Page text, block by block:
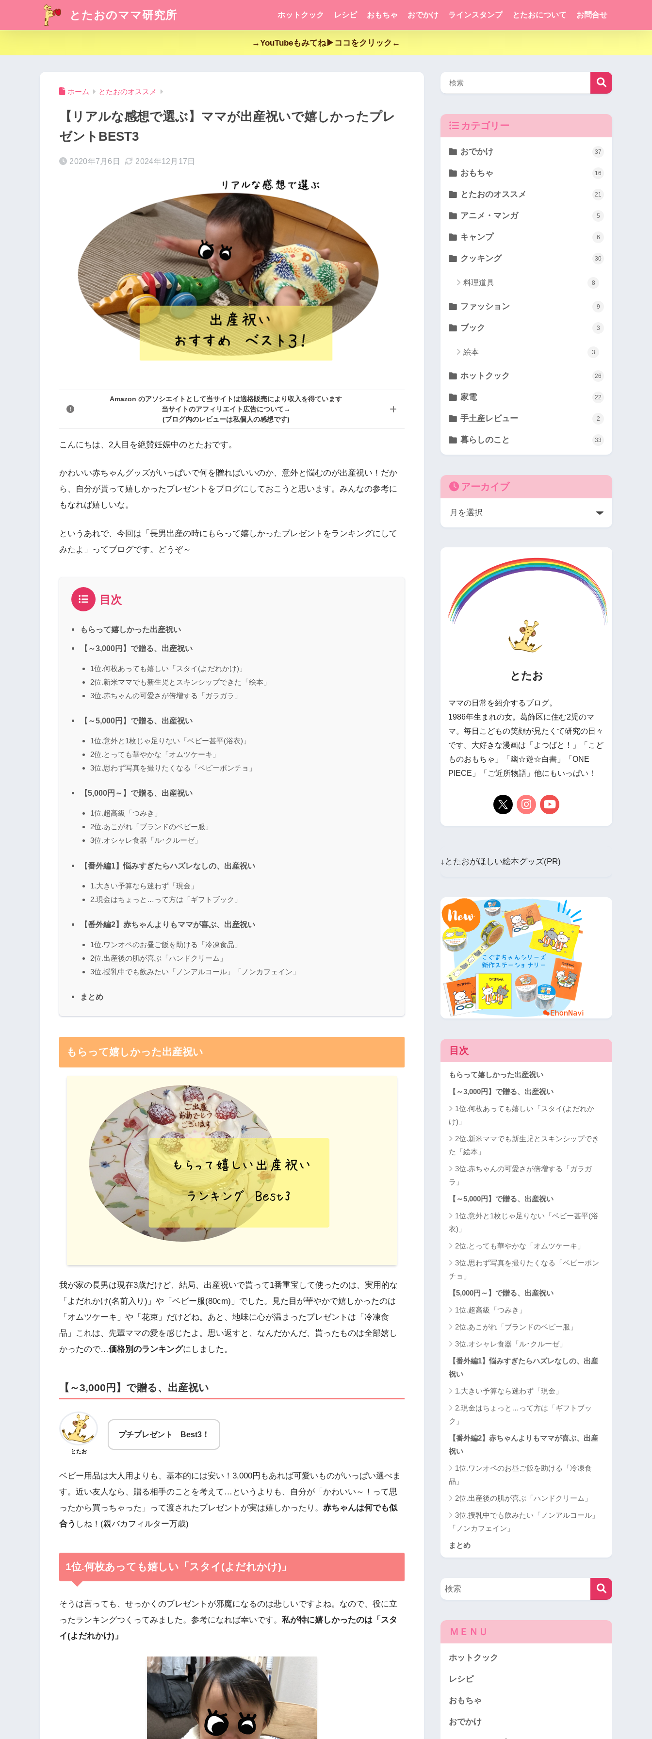
とたおのママ研究所 ホットクック レシピ おもちゃ おでかけ ラインスタンプ とたおについて お問合せ
→YouTubeもみてね▶ココをクリック←
ホーム とたおのオススメ
【リアルな感想で選ぶ】ママが出産祝いで嬉しかったプレ
ゼントBEST3
2020年7月6日 2024年12月17日
Amazon のアソシエイトとして当サイトは適格販売により収入を得ています
当サイトのアフィリエイト広告について→
(ブログ内のレビューは私個人の感想です)
こんにちは、2人目を絶賛妊娠中のとたおです。
かわいい赤ちゃんグッズがいっぱいで何を贈ればいいのか、意外と悩むのが出産祝い！だか
ら、自分が貰って嬉しかったプレゼントをブログにしておこうと思います。みんなの参考に
もなれば嬉しいな。
というあれで、今回は「長男出産の時にもらって嬉しかったプレゼントをランキングにして
みたよ」ってブログです。どうぞ～
目次
もらって嬉しかった出産祝い
【～3,000円】で贈る、出産祝い
1位.何枚あっても嬉しい「スタイ(よだれかけ)」
2位.新米ママでも新生児とスキンシップできた「絵本」
3位.赤ちゃんの可愛さが倍増する「ガラガラ」
【～5,000円】で贈る、出産祝い
1位.意外と1枚じゃ足りない「ベビー甚平(浴衣)」
2位.とっても華やかな「オムツケーキ」
3位.思わず写真を撮りたくなる「ベビーポンチョ」
【5,000円～】で贈る、出産祝い
1位.超高級「つみき」
2位.あこがれ「ブランドのベビー服」
3位.オシャレ食器「ル･クルーゼ」
【番外編1】悩みすぎたらハズレなしの、出産祝い
1.大きい予算なら迷わず「現金」
2.現金はちょっと…って方は「ギフトブック」
【番外編2】赤ちゃんよりもママが喜ぶ、出産祝い
1位.ワンオペのお昼ご飯を助ける「冷凍食品」
2位.出産後の肌が喜ぶ「ハンドクリーム」
3位.授乳中でも飲みたい「ノンアルコール」「ノンカフェイン」
まとめ
もらって嬉しかった出産祝い
我が家の長男は現在3歳だけど、結局、出産祝いで貰って1番重宝して使ったのは、実用的な
「よだれかけ(名前入り)」や「ベビー服(80cm)」でした。見た目が華やかで嬉しかったのは
「オムツケーキ」や「花束」だけどね。あと、地味に心が温まったプレゼントは「冷凍食
品」これは、先輩ママの愛を感じたよ。思い返すと、なんだかんだ、貰ったものは全部嬉し
かったので…価格別のランキングにしました。
【～3,000円】で贈る、出産祝い
とたお
プチプレゼント Best3！
ベビー用品は大人用よりも、基本的には安い！3,000円もあれば可愛いものがいっぱい選べま
す。近い友人なら、贈る相手のことを考えて…というよりも、自分が「かわいい～！って思
ったから買っちゃった」って渡されたプレゼントが実は嬉しかったり。 赤ちゃんは何でも似
合う しね！(親バカフィルター万歳)
1位.何枚あっても嬉しい「スタイ(よだれかけ)」
そうは言っても、せっかくのプレゼントが邪魔になるのは悲しいですよね。なので、役に立
ったランキングつくってみました。参考になれば幸いです。 私が特に嬉しかったのは「スタ
イ(よだれかけ)」
カテゴリー
おでかけ 37
おもちゃ 16
とたおのオススメ 21
アニメ・マンガ 5
キャンプ 6
クッキング 30
料理道具 8
ファッション 9
ブック 3
絵本 3
ホットクック 26
家電 22
手土産レビュー 2
暮らしのこと 33
アーカイブ
とたお
ママの日常を紹介するブログ。
1986年生まれの女。葛飾区に住む2児のマ
マ。毎日こどもの笑顔が見たくて研究の日々
です。大好きな漫画は「よつばと！」「こど
ものおもちゃ」「幽☆遊☆白書」「ONE
PIECE」「ご近所物語」他にもいっぱい！
↓とたおがほしい絵本グッズ(PR)
目次
もらって嬉しかった出産祝い
【～3,000円】で贈る、出産祝い
1位.何枚あっても嬉しい「スタイ(よだれか
け)」
2位.新米ママでも新生児とスキンシップでき
た「絵本」
3位.赤ちゃんの可愛さが倍増する「ガラガ
ラ」
【～5,000円】で贈る、出産祝い
1位.意外と1枚じゃ足りない「ベビー甚平(浴
衣)」
2位.とっても華やかな「オムツケーキ」
3位.思わず写真を撮りたくなる「ベビーポン
チョ」
【5,000円～】で贈る、出産祝い
1位.超高級「つみき」
2位.あこがれ「ブランドのベビー服」
3位.オシャレ食器「ル･クルーゼ」
【番外編1】悩みすぎたらハズレなしの、出産
祝い
1.大きい予算なら迷わず「現金」
2.現金はちょっと…って方は「ギフトブッ
ク」
【番外編2】赤ちゃんよりもママが喜ぶ、出産
祝い
1位.ワンオペのお昼ご飯を助ける「冷凍食
品」
2位.出産後の肌が喜ぶ「ハンドクリーム」
3位.授乳中でも飲みたい「ノンアルコール」
「ノンカフェイン」
まとめ
ＭＥＮＵ
ホットクック
レシピ
おもちゃ
おでかけ